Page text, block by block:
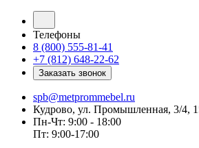
Телефоны
8 (800) 555-81-41
+7 (812) 648-22-62
Заказать звонок
spb@metprommebel.ru
Кудрово, ул. Промышленная, 3/4,
Пн-Чт: 9:00 - 18:00
Пт: 9:00-17:00